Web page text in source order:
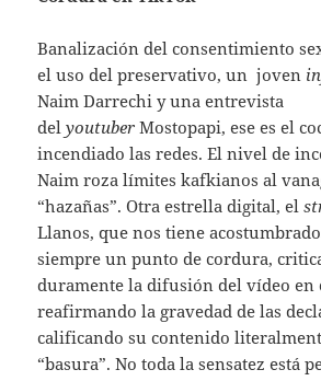
Banalización del consentimiento
el uso del preservativo, un joven
Naim Darrechi y una entrevista
delyoutuber Mostopapi, ese es el
incendiado las redes. El nivel de
Naim roza límites kafkianos al
“hazañas”. Otra estrella digital, el
Llanos, que nos tiene
siempre un punto de cordura,
duramente la difusión del vídeo en
reafirmando la gravedad de las
calificando su contenido
“basura”. No toda la sensatez está